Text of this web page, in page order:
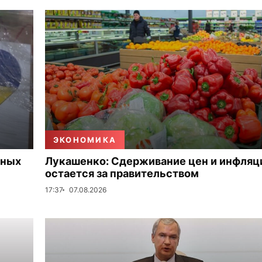
ЭКОНОМИКА
Лукашенко: Сдерживание цен и
остается за правительством
17:37 07.08.2026